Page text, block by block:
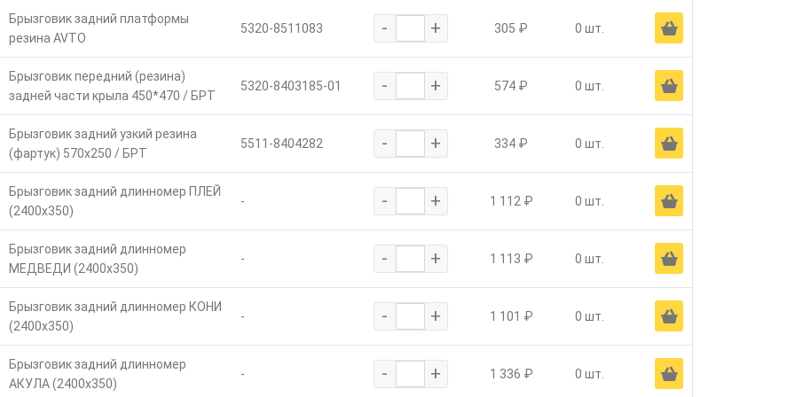
Брызговик задний платформы
резина AVTO
5320-8511083 - + 305 ₽ 0 шт. Ä
Брызговик передний (резина)
задней части крыла 450*470 / БРТ
5320-8403185-01 - + 574 ₽ 0 шт. Ä
Брызговик задний узкий резина
(фартук) 570х250 / БРТ
5511-8404282 - + 334 ₽ 0 шт. Ä
Брызговик задний длинномер ПЛЕЙ
(2400х350)
- - + 1 112 ₽ 0 шт. Ä
Брызговик задний длинномер
МЕДВЕДИ (2400х350)
- - + 1 113 ₽ 0 шт. Ä
Брызговик задний длинномер КОНИ
(2400х350)
- - + 1 101 ₽ 0 шт. Ä
Брызговик задний длинномер
АКУЛА (2400х350)
- - + 1 336 ₽ 0 шт. Ä